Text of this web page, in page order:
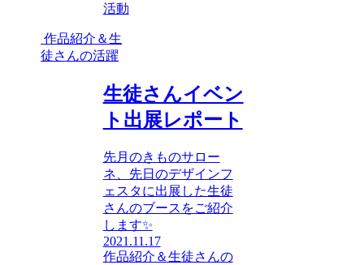
活動
作品紹介＆生
徒さんの活躍
生徒さんイベン
ト出展レポート
先月のきものサロー
ネ、先日のデザインフ
ェスタに出展した生徒
さんのブースをご紹介
します✨
2021.11.17
作品紹介＆生徒さんの